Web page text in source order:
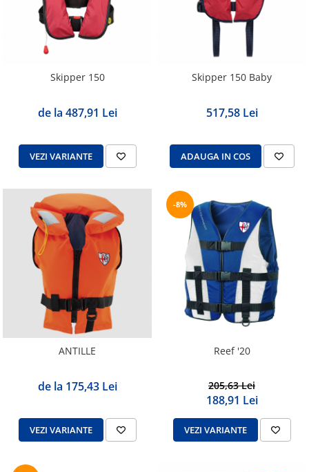
Skipper 150
de la 487,91 Lei
VEZI VARIANTE
Skipper 150 Baby
517,58 Lei
ADAUGA IN COS
ANTILLE
de la 175,43 Lei
VEZI VARIANTE
-8%
Reef '20
205,63 Lei
188,91 Lei
VEZI VARIANTE